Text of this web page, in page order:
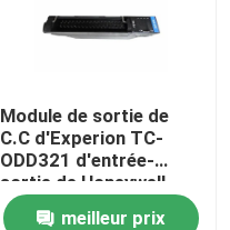
Module de sortie de
C.C d'Experion TC-
ODD321 d'entrée-
sortie de Honeywell
31.2VDC Digital
meilleur prix